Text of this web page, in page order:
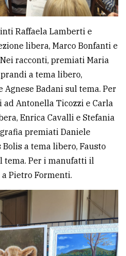
Raffaela Lamberti e
libera, Marco Bonfanti e
racconti, premiati Maria
a tema libero,
Agnese Badani sul tema. Per
Antonella Ticozzi e Carla
Enrica Cavalli e Stefania
premiati Daniele
a tema libero, Fausto
tema. Per i manufatti il
Pietro Formenti.